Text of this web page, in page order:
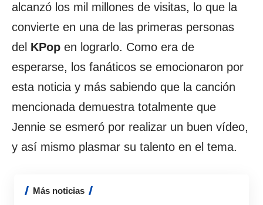
alcanzó los mil millones de visitas, lo que la
convierte en una de las primeras personas
del KPop en lograrlo. Como era de
esperarse, los fanáticos se emocionaron por
esta noticia y más sabiendo que la canción
mencionada demuestra totalmente que
Jennie se esmeró por realizar un buen vídeo,
y así mismo plasmar su talento en el tema.
Más noticias